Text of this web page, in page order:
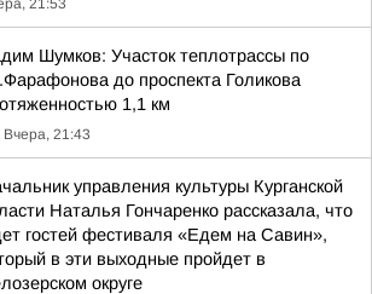
21:53
Шумков: Участок теплотрассы по
до проспекта Голикова
1,1 км
Вчера, 21:43
управления культуры Курганской
Наталья Гончаренко рассказала, что
гостей фестиваля «Едем на Савин»,
в эти выходные пройдет в
округе